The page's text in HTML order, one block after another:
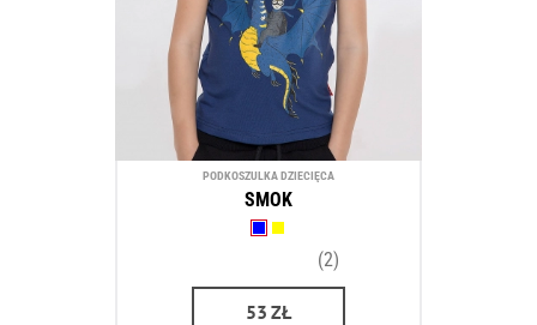
PODKOSZULKA DZIECIĘCA
SMOK
(2)
53 ZŁ